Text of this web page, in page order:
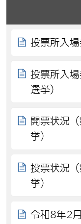
投票所入
投票所入
選挙）
開票状況
挙）
投票状況
挙）
令和8年2